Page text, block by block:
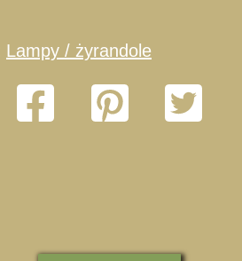
Lampy / żyrandole